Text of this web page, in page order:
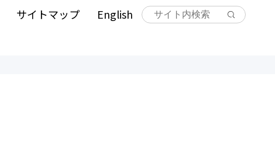
サイトマップ
English